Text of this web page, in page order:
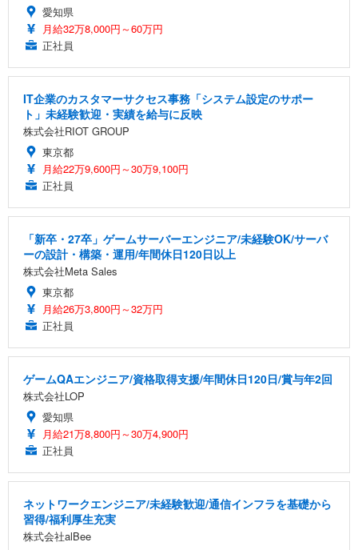
愛知県
月給32万8,000円～60万円
正社員
IT企業のカスタマーサクセス事務「システム設定のサポー
ト」未経験歓迎・実績を給与に反映
株式会社RIOT GROUP
東京都
月給22万9,600円～30万9,100円
正社員
「新卒・27卒」ゲームサーバーエンジニア/未経験OK/サーバ
ーの設計・構築・運用/年間休日120日以上
株式会社Meta Sales
東京都
月給26万3,800円～32万円
正社員
ゲームQAエンジニア/資格取得支援/年間休日120日/賞与年2回
株式会社LOP
愛知県
月給21万8,800円～30万4,900円
正社員
ネットワークエンジニア/未経験歓迎/通信インフラを基礎から
習得/福利厚生充実
株式会社alBee